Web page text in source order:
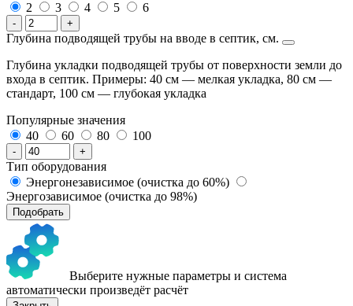
2
3 4 5 6
- +
Глубина подводящей трубы на вводе в септик, см.
Глубина укладки подводящей трубы от поверхности земли до
входа в септик. Примеры: 40 см — мелкая укладка, 80 см —
стандарт, 100 см — глубокая укладка
Популярные значения
40
60 80 100
- +
Тип оборудования
Энергонезависимое (очистка до 60%)
Энергозависимое (очистка до 98%)
Подобрать
Выберите нужные параметры и система
автоматически произведёт расчёт